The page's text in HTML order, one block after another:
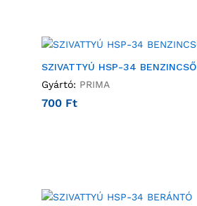
SZIVATTYÚ HSP-34 BENZINCSŐ
Gyártó: PRIMA
700 Ft